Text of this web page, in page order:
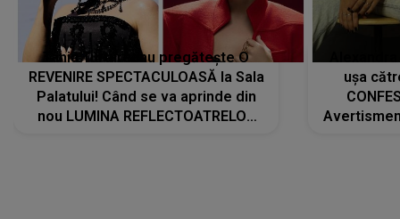
Tania Turtureanu pregătește O
REVENIRE SPECTACULOASĂ la Sala
Palatului! Când se va aprinde din
nou LUMINA REFLECTOATRELOR
ușa